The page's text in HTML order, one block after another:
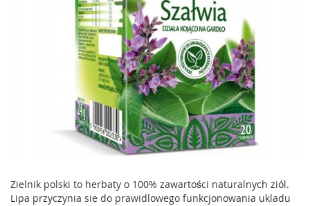
Zielnik polski to herbaty o 100% zawartości naturalnych ziól.
Lipa przyczynia sie do prawidlowego funkcjonowania ukladu